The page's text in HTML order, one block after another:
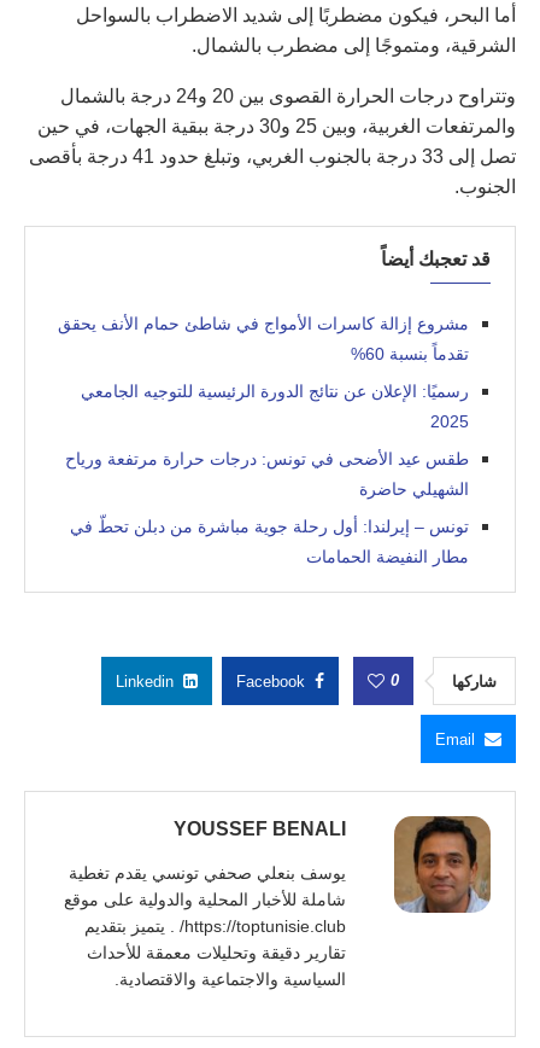
أما البحر، فيكون مضطربًا إلى شديد الاضطراب بالسواحل
الشرقية، ومتموجًا إلى مضطرب بالشمال.
وتتراوح درجات الحرارة القصوى بين 20 و24 درجة بالشمال
والمرتفعات الغربية، وبين 25 و30 درجة ببقية الجهات، في حين
تصل إلى 33 درجة بالجنوب الغربي، وتبلغ حدود 41 درجة بأقصى
الجنوب.
قد تعجبك أيضاً
مشروع إزالة كاسرات الأمواج في شاطئ حمام الأنف يحقق
تقدماً بنسبة 60%
رسميًا: الإعلان عن نتائج الدورة الرئيسية للتوجيه الجامعي
2025
طقس عيد الأضحى في تونس: درجات حرارة مرتفعة ورياح
الشهيلي حاضرة
تونس – إيرلندا: أول رحلة جوية مباشرة من دبلن تحطّ في
مطار النفيضة الحمامات
شاركها 0
Facebook
Linkedin
Email
YOUSSEF BENALI
يوسف بنعلي صحفي تونسي يقدم تغطية
شاملة للأخبار المحلية والدولية على موقع
https://toptunisie.club/ . يتميز بتقديم
تقارير دقيقة وتحليلات معمقة للأحداث
السياسية والاجتماعية والاقتصادية.